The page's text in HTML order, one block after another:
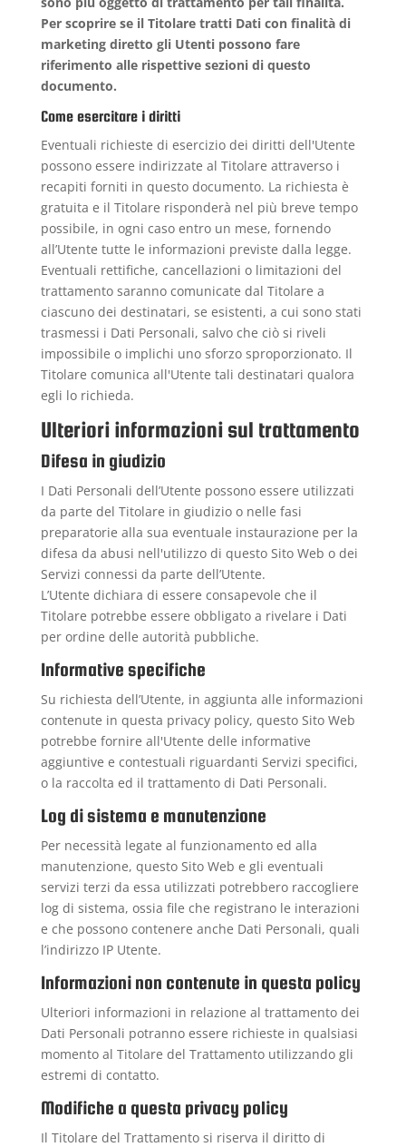
Per scoprire se il Titolare tratti Dati con finalità di
marketing diretto gli Utenti possono fare
riferimento alle rispettive sezioni di questo
documento.
Come esercitare i diritti
Eventuali richieste di esercizio dei diritti dell'Utente
possono essere indirizzate al Titolare attraverso i
recapiti forniti in questo documento. La richiesta è
gratuita e il Titolare risponderà nel più breve tempo
possibile, in ogni caso entro un mese, fornendo
all’Utente tutte le informazioni previste dalla legge.
Eventuali rettifiche, cancellazioni o limitazioni del
trattamento saranno comunicate dal Titolare a
ciascuno dei destinatari, se esistenti, a cui sono stati
trasmessi i Dati Personali, salvo che ciò si riveli
impossibile o implichi uno sforzo sproporzionato. Il
Titolare comunica all'Utente tali destinatari qualora
egli lo richieda.
Ulteriori informazioni sul trattamento
Difesa in giudizio
I Dati Personali dell’Utente possono essere utilizzati
da parte del Titolare in giudizio o nelle fasi
preparatorie alla sua eventuale instaurazione per la
difesa da abusi nell'utilizzo di questo Sito Web o dei
Servizi connessi da parte dell’Utente.
L’Utente dichiara di essere consapevole che il
Titolare potrebbe essere obbligato a rivelare i Dati
per ordine delle autorità pubbliche.
Informative specifiche
Su richiesta dell’Utente, in aggiunta alle informazioni
contenute in questa privacy policy, questo Sito Web
potrebbe fornire all'Utente delle informative
aggiuntive e contestuali riguardanti Servizi specifici,
o la raccolta ed il trattamento di Dati Personali.
Log di sistema e manutenzione
Per necessità legate al funzionamento ed alla
manutenzione, questo Sito Web e gli eventuali
servizi terzi da essa utilizzati potrebbero raccogliere
log di sistema, ossia file che registrano le interazioni
e che possono contenere anche Dati Personali, quali
l’indirizzo IP Utente.
Informazioni non contenute in questa policy
Ulteriori informazioni in relazione al trattamento dei
Dati Personali potranno essere richieste in qualsiasi
momento al Titolare del Trattamento utilizzando gli
estremi di contatto.
Modifiche a questa privacy policy
Il Titolare del Trattamento si riserva il diritto di